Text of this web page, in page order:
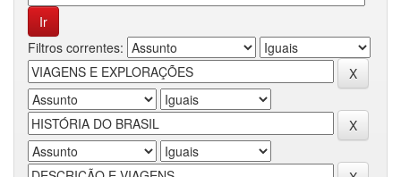
Filtros correntes: